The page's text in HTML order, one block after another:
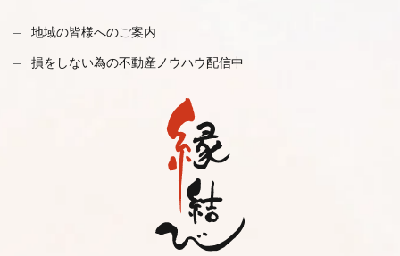
地域の皆様へのご案内
損をしない為の不動産ノウハウ配信中